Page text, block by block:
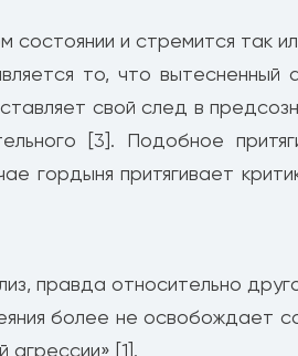
и стремится так
то, что вытесненный
свой след в
[3]. Подобное
гордыня притягивает
правда относительно
более не освобождает
агрессии» [1].